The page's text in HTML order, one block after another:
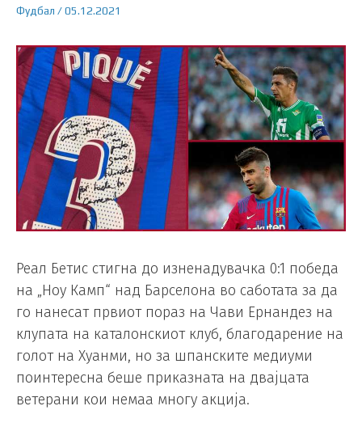
Фудбал /05.12.2021
Реал Бетис стигна до изненадувачка 0:1 победа
на „Ноу Камп“ над Барселона во саботата за да
го нанесат првиот пораз на Чави Ернандез на
клупата на каталонскиот клуб, благодарение на
голот на Хуанми, но за шпанските медиуми
поинтересна беше приказната на двајцата
ветерани кои немаа многу акција.